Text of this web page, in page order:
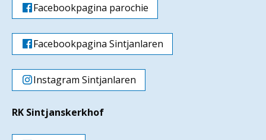
Facebookpagina parochie
Facebookpagina Sintjanlaren
Instagram Sintjanlaren
RK Sintjanskerkhof